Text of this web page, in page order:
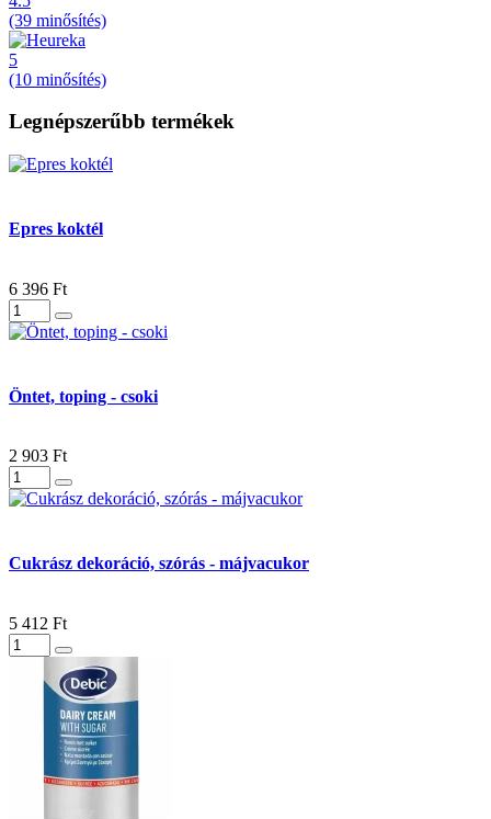
(39 minősítés)
5
(10 minősítés)
Legnépszerűbb termékek
Epres koktél
6 396 Ft
Öntet, toping - csoki
2 903 Ft
Cukrász dekoráció, szórás - májvacukor
5 412 Ft